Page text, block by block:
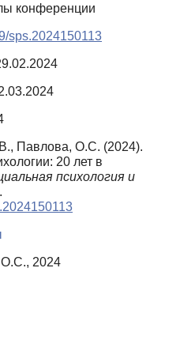
конференции
sps.2024150113
Павлова, О.С. (2024).
20 лет в
психология и
2024